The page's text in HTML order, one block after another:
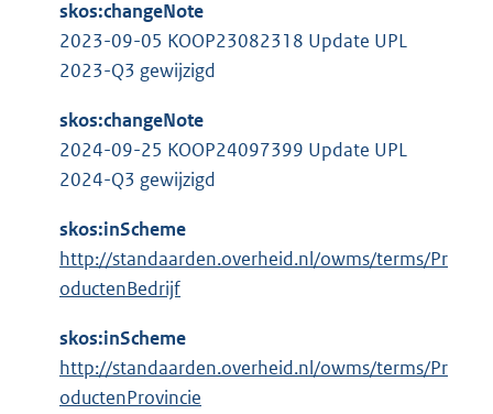
skos:changeNote
2023-09-05 KOOP23082318 Update UPL
2023-Q3 gewijzigd
skos:changeNote
2024-09-25 KOOP24097399 Update UPL
2024-Q3 gewijzigd
skos:inScheme
http://standaarden.overheid.nl/owms/terms/Pr
oductenBedrijf
skos:inScheme
http://standaarden.overheid.nl/owms/terms/Pr
oductenProvincie